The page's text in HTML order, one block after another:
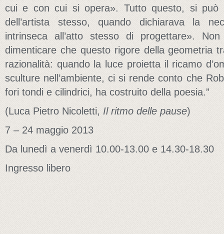
cui e con cui si opera». Tutto questo, si può
dell’artista stesso, quando dichiarava la
intrinseca all’atto stesso di progettare».
dimenticare che questo rigore della geometria
razionalità: quando la luce proietta il ricamo
sculture nell’ambiente, ci si rende conto che
fori tondi e cilindrici, ha costruito della poesia.”
(Luca Pietro Nicoletti, Il ritmo delle pause)
7 – 24 maggio 2013
Da lunedì a venerdì 10.00-13.00 e 14.30-18.30
Ingresso libero